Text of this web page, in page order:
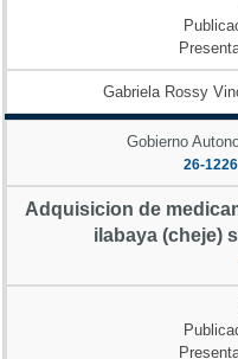
Gabriela Rossy
Gobierno
26-
Adquisicion de
ilabaya (cheje)